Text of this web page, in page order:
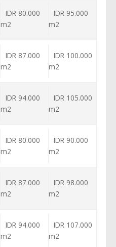
IDR 80.000
m2
IDR 95.000
m2
IDR 87.000
m2
IDR 100.000
m2
IDR 94.000
m2
IDR 105.000
m2
IDR 80.000
m2
IDR 90.000
m2
IDR 87.000
m2
IDR 98.000
m2
IDR 94.000
m2
IDR 107.000
m2